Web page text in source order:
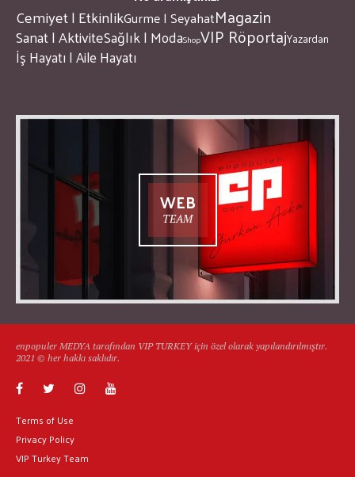
Cemiyet | EtkinlikGurme | SeyahatMagazin
Sanat | AktiviteSağlık | ModaShopVIP RöportajYazardan
İş Hayatı | Aile Hayatı
WEB
TEAM
enpopuler MEDYA tarafından VIP TURKEY için özel olarak yapılandırılmıştır.
2021 © her hakkı saklıdır.
Terms of Use
Privacy Policy
VIP Turkey Team